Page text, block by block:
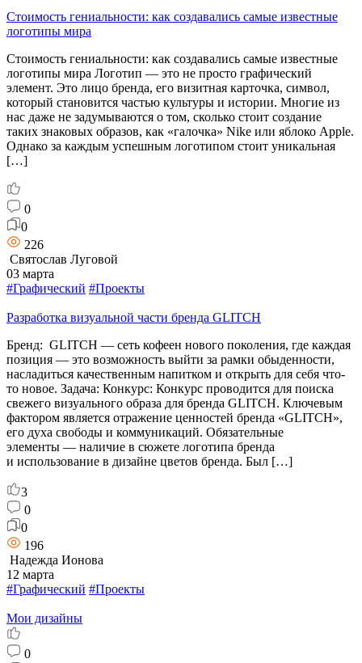
Стоимость гениальности: как создавались самые известные
логотипы мира
Стоимость гениальности: как создавались самые известные
логотипы мира Логотип — это не просто графический
элемент. Это лицо бренда, его визитная карточка, символ,
который становится частью культуры и истории. Многие из
нас даже не задумываются о том, сколько стоит создание
таких знаковых образов, как «галочка» Nike или яблоко Apple.
Однако за каждым успешным логотипом стоит уникальная
[…]
0
0
226
Святослав Луговой
03 марта
#Графический #Проекты
Разработка визуальной части бренда GLITCH
Бренд: GLITCH — сеть кофеен нового поколения, где каждая
позиция — это возможность выйти за рамки обыденности,
насладиться качественным напитком и открыть для себя что-
то новое. Задача: Конкурс: Конкурс проводится для поиска
свежего визуального образа для бренда GLITCH. Ключевым
фактором является отражение ценностей бренда «GLITCH»,
его духа свободы и коммуникаций. Обязательные
элементы — наличие в сюжете логотипа бренда
и использование в дизайне цветов бренда. Был […]
3
0
0
196
Надежда Ионова
12 марта
#Графический #Проекты
Мои дизайны
0